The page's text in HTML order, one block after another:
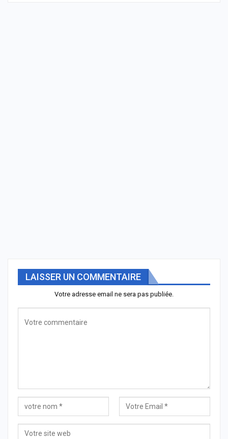
LAISSER UN COMMENTAIRE
Votre adresse email ne sera pas publiée.